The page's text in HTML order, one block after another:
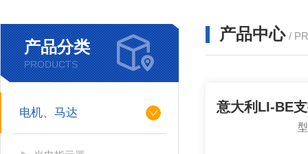
产品分类
PRODUCTS
电机、马达
产品中心 /